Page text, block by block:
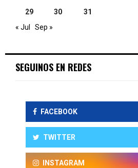
29 30
31
« Jul
Sep »
SEGUINOS EN REDES
FACEBOOK
TWITTER
INSTAGRAM